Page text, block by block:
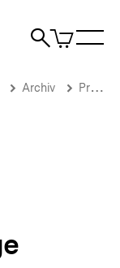
Suche
Artikel
im
Archiv Pressemitteilungen 2012